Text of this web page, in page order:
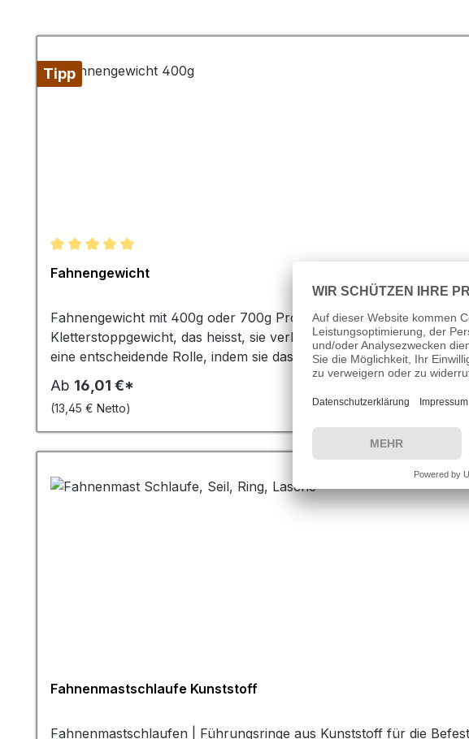
Tipp
Durchschnittliche Bewertung von 5 von 5 Sternen
Fahnengewicht
Fahnengewicht mit 400g oder 700g Profi-Qualität sind wichtige
Kletterstoppgewicht, das heisst, sie verhindern, dass die Fahne
eine entscheidende Rolle, indem sie das Flattern der Fahne
für kleinere bis mittelgroße Fahnen, während die 700g schweren
Vielzahl von Fahnen und Bannergrößen zum Einsatz und eignen
praktischen Investition für jeden, der seine Fahne sicher und
Geräuschentwicklung. Im Gegensatz zu einigen anderen Arten
schlagen, produzieren diese Gewichte kaum Geräusche. Dies
Fahnengewichte werden oft auch als Sandsäcke bezeichnet, was
Sand oder ähnlichem Material gefüllt und dann an der Fahne
Ab 16,01 €*
(13,45 € Netto)
Fahnenmastschlaufe Kunststoff
Fahnenmastschlaufen | Führungsringe aus Kunststoff für die